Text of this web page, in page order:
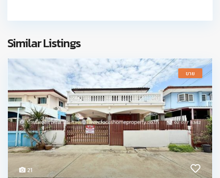
Similar Listings
21
ขาย